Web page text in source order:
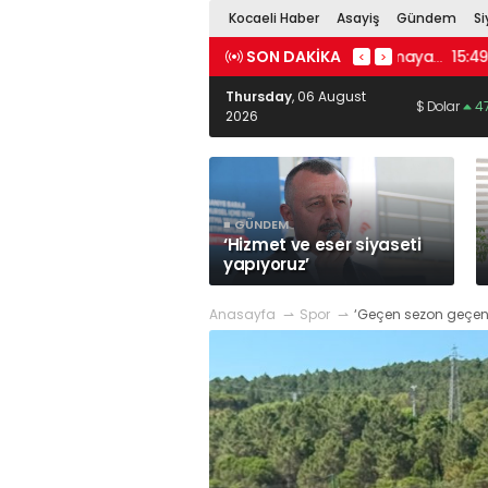
Kocaeli Haber Asayiş Gündem
SON DAKIKA
‘Burs müracaatlarını almaya başladık’ 15:49
< >
#Kartepe Teleferik # Kocaeli
BelediyesiKocaeli Bilim Merkezi
#
Büyükşehir Belediyesi
#
#
#köprü #proje #
#
Thursday, 06 August
2026
$ Dolar
■ GÜNDEM
‘Hizmet ve eser siyaseti
yapıyoruz’
Anasayfa Spor ‘Geçen sezon